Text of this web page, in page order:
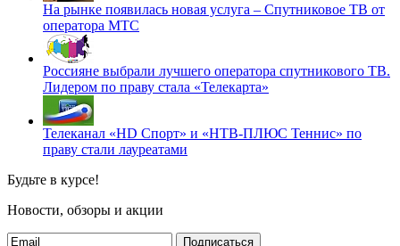
На рынке появилась новая услуга – Спутниковое ТВ от
оператора МТС
Россияне выбрали лучшего оператора спутникового ТВ.
Лидером по праву стала «Телекарта»
Телеканал «HD Спорт» и «НТВ-ПЛЮС Теннис» по
праву стали лауреатами
Будьте в курсе!
Новости, обзоры и акции
Подписаться